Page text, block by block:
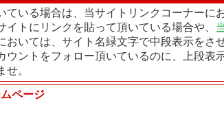
ている場合は、当サイトリンクコーナーに
トにリンクを貼って頂いている場合や、
いては、サイト名緑文字で中段表示をさ
ントをフォロー頂いているのに、上段表
。
ページ